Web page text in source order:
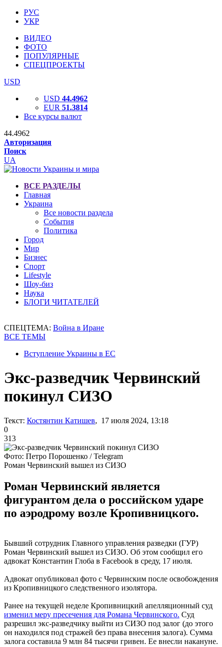
РУС
УКР
ВИДЕО
ФОТО
ПОПУЛЯРНЫЕ
СПЕЦПРОЕКТЫ
USD
USD 44.4962
EUR 51.3814
Все курсы валют
44.4962
Авторизация
Поиск
UA
ВСЕ РАЗДЕЛЫ
Главная
Украина
Все новости раздела
События
Политика
Город
Мир
Бизнес
Спорт
Lifestyle
Шоу-биз
Наука
БЛОГИ ЧИТАТЕЛЕЙ
СПЕЦТЕМА: Война в Иране
ВСЕ ТЕМЫ
Вступление Украины в ЕС
Экс-разведчик Червинский
покинул СИЗО
Текст: Костянтин Катишев, 17 июля 2024, 13:18
0
313
Фото: Петро Порошенко / Telegram
Роман Червинский вышел из СИЗО
Роман Червинский является
фигурантом дела о российском ударе
по аэродрому возле Кропивницкого.
Бывший сотрудник Главного управления разведки (ГУР)
Роман Червинский вышел из СИЗО. Об этом сообщил его
адвокат Константин Глоба в Facebook в среду, 17 июля.
Адвокат опубликовал фото с Червинским после освобождения
из Кропивницкого следственного изолятора.
Ранее на текущей неделе Кропивницкий апелляционный суд
изменил меру пресечения для Романа Червинского. Суд
разрешил экс-разведчику выйти из СИЗО под залог (до этого
он находился под стражей без права внесения залога). Сумма
залога составила 9 млн 84 тысячи гривен. Ее внесли накануне.